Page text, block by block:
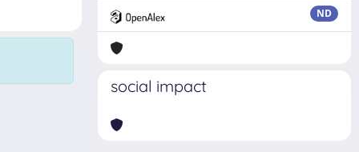
ND
social impact